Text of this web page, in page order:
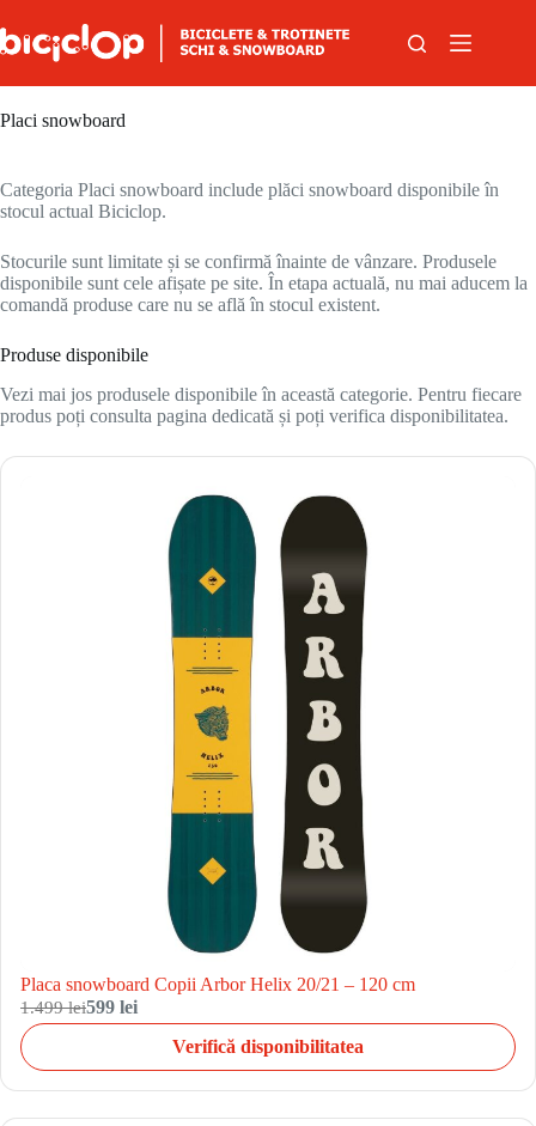
Placi snowboard
Categoria Placi snowboard include plăci snowboard disponibile în
stocul actual Biciclop.
Stocurile sunt limitate și se confirmă înainte de vânzare. Produsele
disponibile sunt cele afișate pe site. În etapa actuală, nu mai aducem la
comandă produse care nu se află în stocul existent.
Produse disponibile
Vezi mai jos produsele disponibile în această categorie. Pentru fiecare
produs poți consulta pagina dedicată și poți verifica disponibilitatea.
Placa snowboard Copii Arbor Helix 20/21 – 120 cm
1.499 lei599 lei
Verifică disponibilitatea